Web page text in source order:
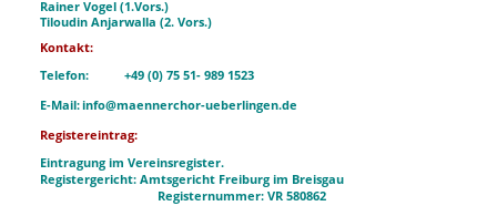
Rainer Vogel (1.Vors.)
Tiloudin Anjarwalla (2. Vors.)
Kontakt:
Telefon:
+49 (0) 75 51- 989 1523
E-Mail:info@maennerchor-ueberlingen.de
Registereintrag:
Eintragung im Vereinsregister.
Registergericht: Amtsgericht Freiburg im Breisgau
Registernummer: VR 580862